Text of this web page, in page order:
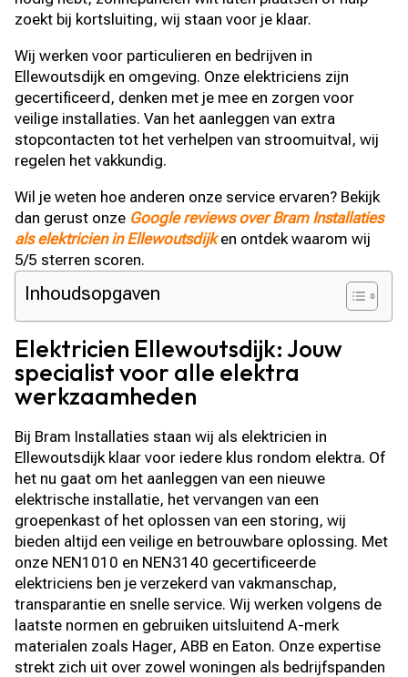
zoekt bij kortsluiting, wij staan voor je klaar.
Wij werken voor particulieren en bedrijven in
Ellewoutsdijk en omgeving. Onze elektriciens zijn
gecertificeerd, denken met je mee en zorgen voor
veilige installaties. Van het aanleggen van extra
stopcontacten tot het verhelpen van stroomuitval, wij
regelen het vakkundig.
Wil je weten hoe anderen onze service ervaren? Bekijk
dan gerust onze Google reviews over Bram Installaties
als elektricien in Ellewoutsdijken ontdek waarom wij
5/5 sterren scoren.
Inhoudsopgaven
Elektricien Ellewoutsdijk: Jouw
specialist voor alle elektra
werkzaamheden
Bij Bram Installaties staan wij als elektricien in
Ellewoutsdijk klaar voor iedere klus rondom elektra. Of
het nu gaat om het aanleggen van een nieuwe
elektrische installatie, het vervangen van een
groepenkast of het oplossen van een storing, wij
bieden altijd een veilige en betrouwbare oplossing. Met
onze NEN1010 en NEN3140 gecertificeerde
elektriciens ben je verzekerd van vakmanschap,
transparantie en snelle service. Wij werken volgens de
laatste normen en gebruiken uitsluitend A-merk
materialen zoals Hager, ABB en Eaton. Onze expertise
strekt zich uit over zowel woningen als bedrijfspanden